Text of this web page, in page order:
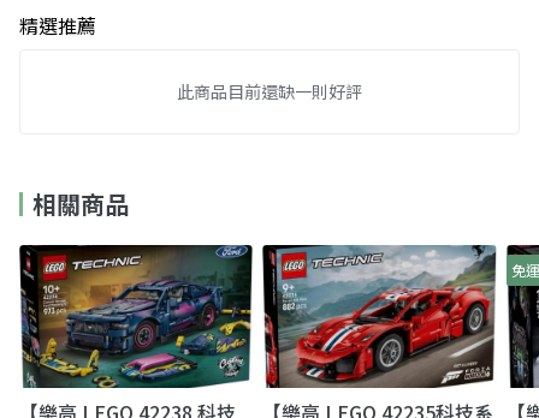
精選推薦
此商品目前還缺一則好評
相關商品
【樂高 LEGO 42238 科技
【樂高 LEGO 42235科技系
免運